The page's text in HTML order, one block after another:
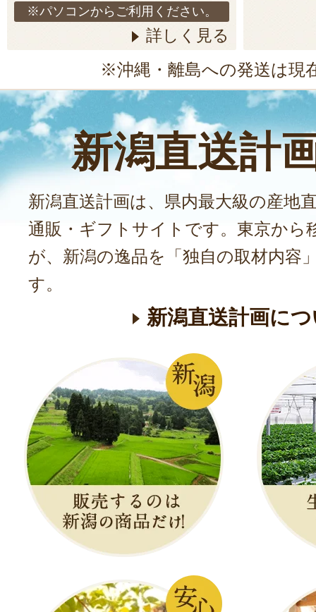
※パソコンからご利用ください。
詳しく見る
※沖縄・離島への発送は現
新潟直送計
新潟直送計画は、県内最大級の産地
通販・ギフトサイトです。東京から
が、新潟の逸品を「独自の取材内容
す。
新潟直送計画に